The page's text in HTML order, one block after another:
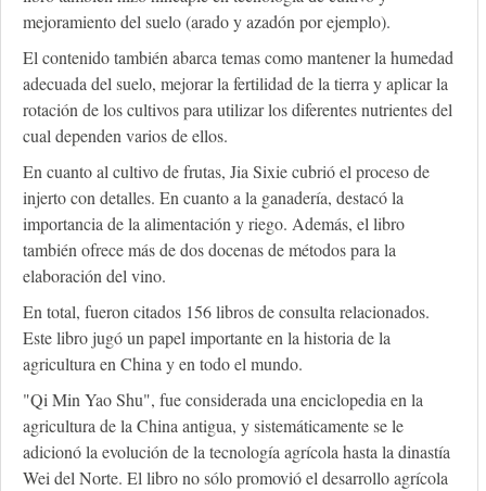
mejoramiento del suelo (arado y azadón por ejemplo).
El contenido también abarca temas como mantener la humedad
adecuada del suelo, mejorar la fertilidad de la tierra y aplicar la
rotación de los cultivos para utilizar los diferentes nutrientes del
cual dependen varios de ellos.
En cuanto al cultivo de frutas, Jia Sixie cubrió el proceso de
injerto con detalles. En cuanto a la ganadería, destacó la
importancia de la alimentación y riego. Además, el libro
también ofrece más de dos docenas de métodos para la
elaboración del vino.
En total, fueron citados 156 libros de consulta relacionados.
Este libro jugó un papel importante en la historia de la
agricultura en China y en todo el mundo.
"Qi Min Yao Shu", fue considerada una enciclopedia en la
agricultura de la China antigua, y sistemáticamente se le
adicionó la evolución de la tecnología agrícola hasta la dinastía
Wei del Norte. El libro no sólo promovió el desarrollo agrícola